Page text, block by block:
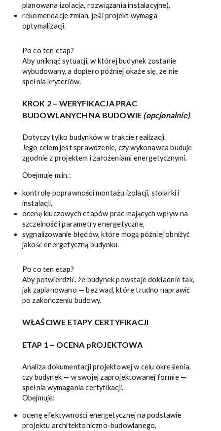
planowana izolacja, rozwiązania instalacyjne),
rekomendacje zmian, jeśli projekt wymaga
optymalizacji.
Po co ten etap?
Aby uniknąć sytuacji, w której budynek zostanie
wybudowany, a dopiero później okaże się, że nie
spełnia kryteriów.
KROK 2 – WERYFIKACJA PRAC
BUDOWLANYCH NA BUDOWIE (opcjonalnie)
Dotyczy tylko budynków w trakcie realizacji.
Jego celem jest sprawdzenie, czy wykonawca buduje
zgodnie z projektem i założeniami energetycznymi.
Obejmuje m.in.:
kontrolę poprawności montażu izolacji, stolarki i
instalacji,
ocenę kluczowych etapów prac mających wpływ na
szczelność i parametry energetyczne,
sygnalizowanie błędów, które mogą później obniżyć
jakość energetyczną budynku.
Po co ten etap?
Aby potwierdzić, że budynek powstaje dokładnie tak,
jak zaplanowano — bez wad, które trudno naprawić
po zakończeniu budowy.
WŁAŚCIWE ETAPY CERTYFIKACJI
ETAP 1 – OCENA pROJEKTOWA
Analiza dokumentacji projektowej w celu określenia,
czy budynek — w swojej zaprojektowanej formie —
spełnia wymagania certyfikacji.
Obejmuje:
ocenę efektywności energetycznej na podstawie
projektu architektoniczno-budowlanego,